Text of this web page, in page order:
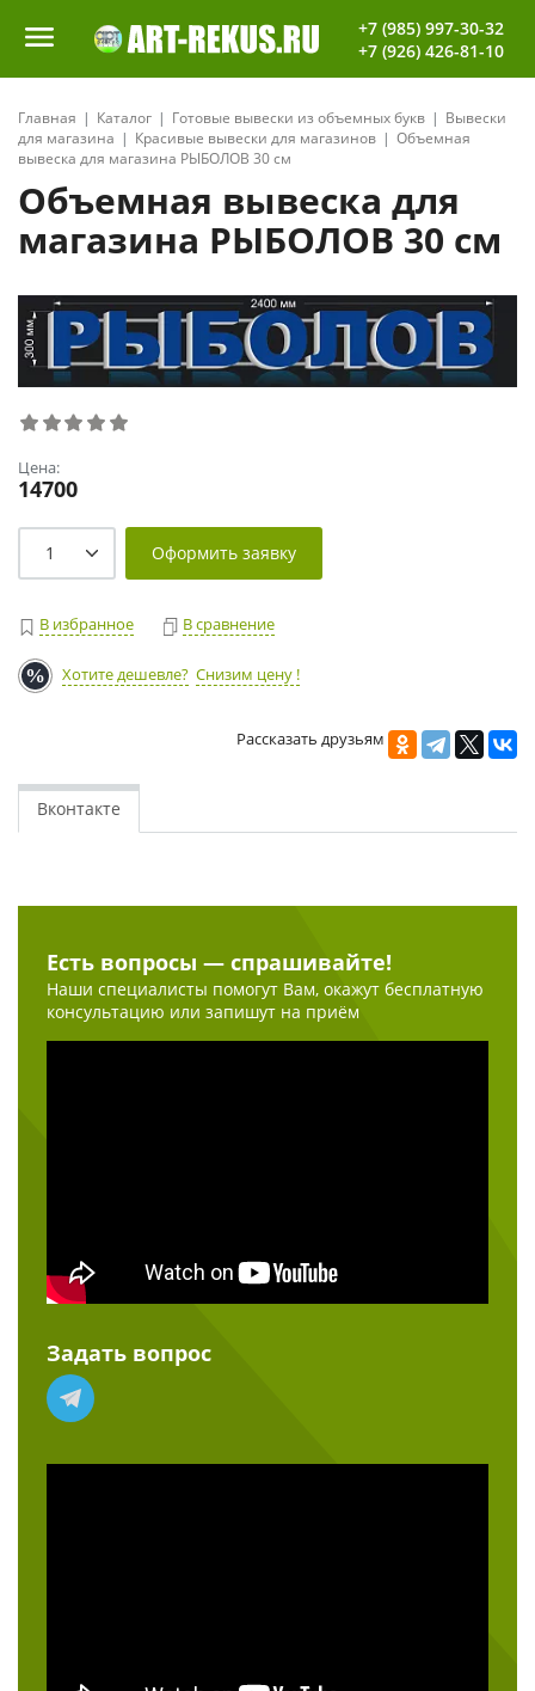
+7 (985) 997-30-32
+7 (926) 426-81-10
Главная Каталог Готовые вывески из объемных букв
Вывески
для магазина
Красивые вывески для магазинов
Объемная
вывеска для магазина РЫБОЛОВ 30 см
Объемная вывеска для
магазина РЫБОЛОВ 30 см
Цена:
14700
Оформить заявку
В избранное В сравнение
Хотите дешевле? Снизим цену !
Рассказать друзьям
Вконтакте
Есть вопросы — спрашивайте!
Наши специалисты помогут Вам, окажут бесплатную
консультацию или запишут на приём
Задать вопрос